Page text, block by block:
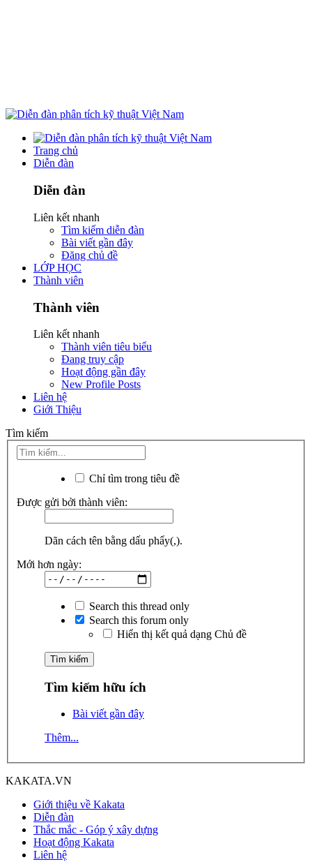
Trang chủ
Diễn đàn
Diễn đàn
Liên kết nhanh
Tìm kiếm diễn đàn
Bài viết gần đây
Đăng chủ đề
LỚP HỌC
Thành viên
Thành viên
Liên kết nhanh
Thành viên tiêu biểu
Đang truy cập
Hoạt động gần đây
New Profile Posts
Liên hệ
Giới Thiệu
Tìm kiếm
Chỉ tìm trong tiêu đề
Được gửi bởi thành viên:
Dãn cách tên bằng dấu phẩy(,).
Mới hơn ngày:
Search this thread only
Search this forum only
Hiển thị kết quả dạng Chủ đề
Tìm kiếm hữu ích
Bài viết gần đây
Thêm...
KAKATA.VN
Giới thiệu về Kakata
Diễn đàn
Thắc mắc - Góp ý xây dựng
Hoạt động Kakata
Liên hệ